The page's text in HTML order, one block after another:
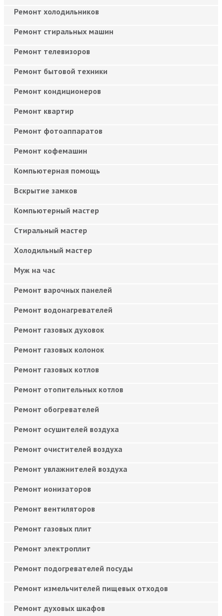
Ремонт холодильников
Ремонт стиральных машин
Ремонт телевизоров
Ремонт бытовой техники
Ремонт кондиционеров
Ремонт квартир
Ремонт фотоаппаратов
Ремонт кофемашин
Компьютерная помощь
Вскрытие замков
Компьютерный мастер
Cтиральный мастер
Холодильный мастер
Муж на час
Ремонт варочных панелей
Ремонт водонагревателей
Ремонт газовых духовок
Ремонт газовых колонок
Ремонт газовых котлов
Ремонт отопительных котлов
Ремонт обогревателей
Ремонт осушителей воздуха
Ремонт очистителей воздуха
Ремонт увлажнителей воздуха
Ремонт ионизаторов
Ремонт вентиляторов
Ремонт газовых плит
Ремонт электроплит
Ремонт подогревателей посуды
Ремонт измельчителей пищевых отходов
Ремонт духовых шкафов